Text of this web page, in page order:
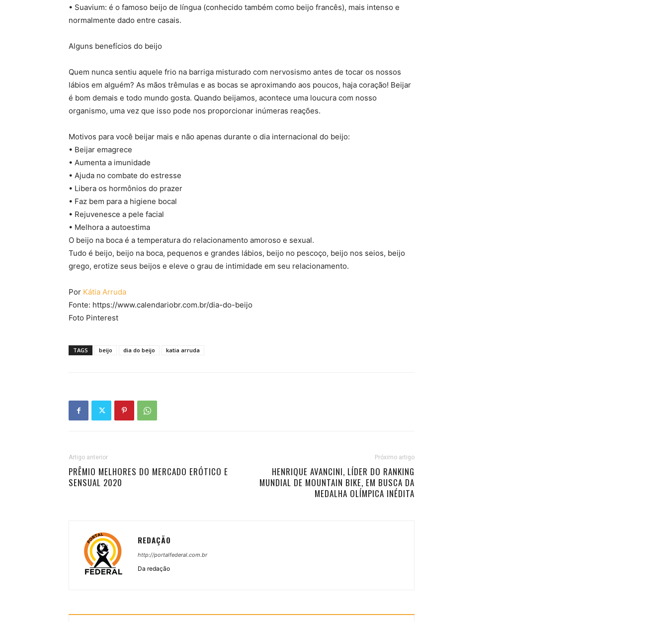
• Suavium: é o famoso beijo de língua (conhecido também como beijo francês), mais intenso e
normalmente dado entre casais.
Alguns benefícios do beijo
Quem nunca sentiu aquele frio na barriga misturado com nervosismo antes de tocar os nossos
lábios em alguém? As mãos trêmulas e as bocas se aproximando aos poucos, haja coração! Beijar
é bom demais e todo mundo gosta. Quando beijamos, acontece uma loucura com nosso
organismo, uma vez que isso pode nos proporcionar inúmeras reações.
Motivos para você beijar mais e não apenas durante o dia internacional do beijo:
• Beijar emagrece
• Aumenta a imunidade
• Ajuda no combate do estresse
• Libera os hormônios do prazer
• Faz bem para a higiene bocal
• Rejuvenesce a pele facial
• Melhora a autoestima
O beijo na boca é a temperatura do relacionamento amoroso e sexual.
Tudo é beijo, beijo na boca, pequenos e grandes lábios, beijo no pescoço, beijo nos seios, beijo
grego, erotize seus beijos e eleve o grau de intimidade em seu relacionamento.
Por Kátia Arruda
Fonte: https://www.calendariobr.com.br/dia-do-beijo
Foto Pinterest
TAGS beijo dia do beijo katia arruda
Artigo anterior
PRÊMIO MELHORES DO MERCADO ERÓTICO E
SENSUAL 2020
Próximo artigo
HENRIQUE AVANCINI, LÍDER DO RANKING
MUNDIAL DE MOUNTAIN BIKE, EM BUSCA DA
MEDALHA OLÍMPICA INÉDITA
REDAÇÃO
http://portalfederal.com.br
Da redação